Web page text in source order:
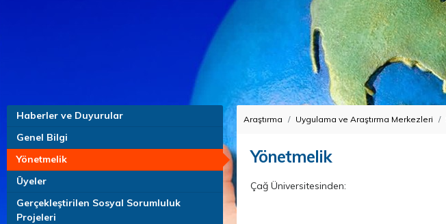
Haberler ve Duyurular
Genel Bilgi
Yönetmelik
Üyeler
Gerçekleştirilen Sosyal Sorumluluk
Projeleri
Araştırma Uygulama ve Araştırma Merkezleri
Yönetmelik
Çağ Üniversitesinden: